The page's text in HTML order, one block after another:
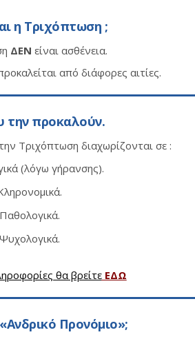
η Τριχόπτωση ;
ΔΕΝ είναι ασθένεια.
από διάφορες αιτίες.
την προκαλούν.
Τριχόπτωση διαχωρίζονται σε :
(λόγω γήρανσης).
Παθολογικά.
Ψυχολογικά.
θα βρείτεΕΔΩ
Προνόμιο»;